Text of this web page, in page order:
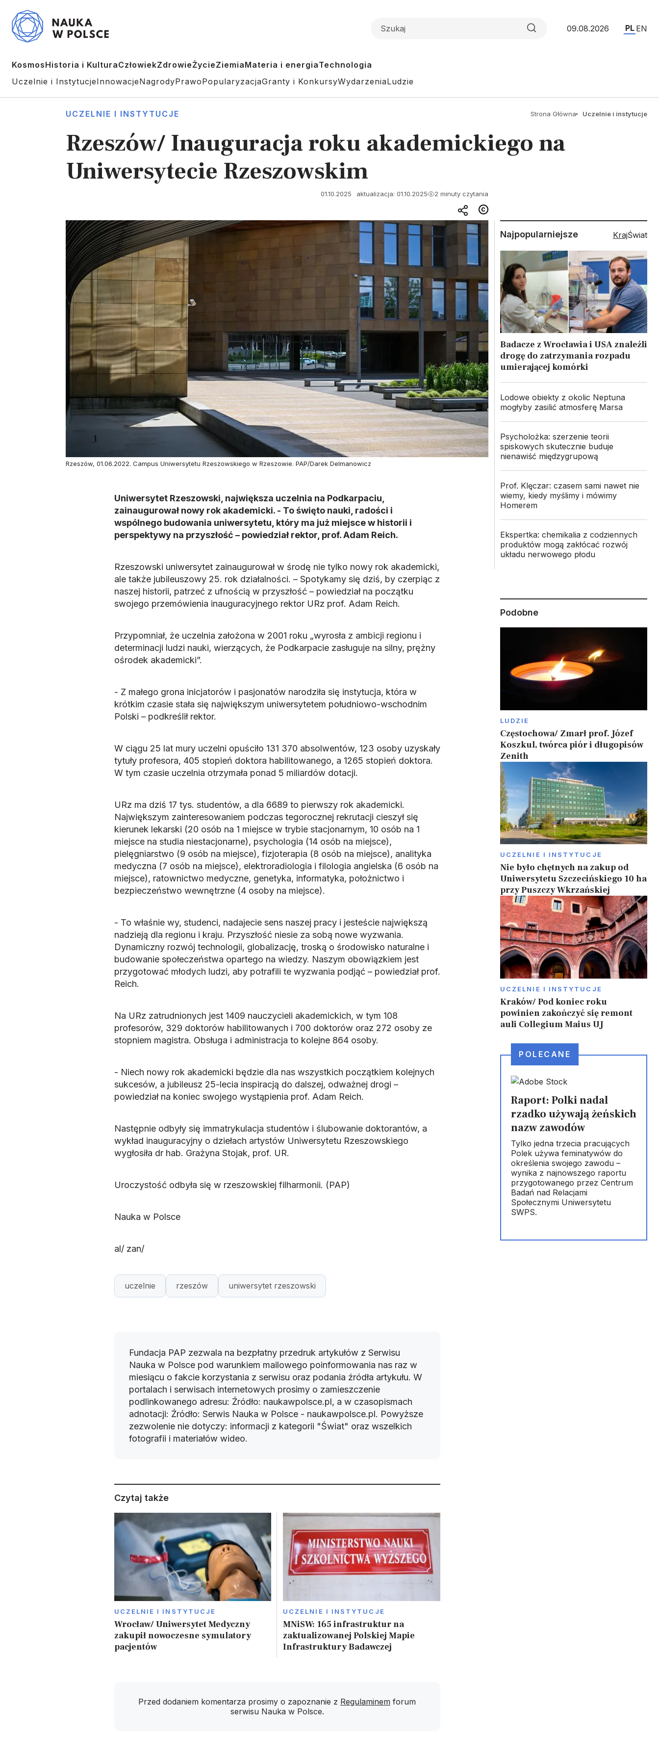
09.08.2026 PL EN
KosmosHistoria i KulturaCzłowiekZdrowieŻycieZiemiaMateria i energiaTechnologia
Uczelnie i InstytucjeInnowacjeNagrodyPrawoPopularyzacjaGranty i KonkursyWydarzeniaLudzie
UCZELNIE I INSTYTUCJE Strona Główna Uczelnie i instytucje
Rzeszów/ Inauguracja roku akademickiego na
Uniwersytecie Rzeszowskim
01.10.2025 aktualizacja: 01.10.2025 2 minuty czytania
Rzeszów, 01.06.2022. Campus Uniwersytetu Rzeszowskiego w Rzeszowie. PAP/Darek Delmanowicz
Uniwersytet Rzeszowski, największa uczelnia na Podkarpaciu,
zainaugurował nowy rok akademicki. - To święto nauki, radości i
wspólnego budowania uniwersytetu, który ma już miejsce w historii i
perspektywy na przyszłość – powiedział rektor, prof. Adam Reich.
Rzeszowski uniwersytet zainaugurował w środę nie tylko nowy rok akademicki,
ale także jubileuszowy 25. rok działalności. – Spotykamy się dziś, by czerpiąc z
naszej historii, patrzeć z ufnością w przyszłość – powiedział na początku
swojego przemówienia inauguracyjnego rektor URz prof. Adam Reich.
Przypomniał, że uczelnia założona w 2001 roku „wyrosła z ambicji regionu i
determinacji ludzi nauki, wierzących, że Podkarpacie zasługuje na silny, prężny
ośrodek akademicki”.
- Z małego grona inicjatorów i pasjonatów narodziła się instytucja, która w
krótkim czasie stała się największym uniwersytetem południowo-wschodnim
Polski – podkreślił rektor.
W ciągu 25 lat mury uczelni opuściło 131 370 absolwentów, 123 osoby uzyskały
tytuły profesora, 405 stopień doktora habilitowanego, a 1265 stopień doktora.
W tym czasie uczelnia otrzymała ponad 5 miliardów dotacji.
URz ma dziś 17 tys. studentów, a dla 6689 to pierwszy rok akademicki.
Największym zainteresowaniem podczas tegorocznej rekrutacji cieszył się
kierunek lekarski (20 osób na 1 miejsce w trybie stacjonarnym, 10 osób na 1
miejsce na studia niestacjonarne), psychologia (14 osób na miejsce),
pielęgniarstwo (9 osób na miejsce), fizjoterapia (8 osób na miejsce), analityka
medyczna (7 osób na miejsce), elektroradiologia i filologia angielska (6 osób na
miejsce), ratownictwo medyczne, genetyka, informatyka, położnictwo i
bezpieczeństwo wewnętrzne (4 osoby na miejsce).
- To właśnie wy, studenci, nadajecie sens naszej pracy i jesteście największą
nadzieją dla regionu i kraju. Przyszłość niesie za sobą nowe wyzwania.
Dynamiczny rozwój technologii, globalizację, troską o środowisko naturalne i
budowanie społeczeństwa opartego na wiedzy. Naszym obowiązkiem jest
przygotować młodych ludzi, aby potrafili te wyzwania podjąć – powiedział prof.
Reich.
Na URz zatrudnionych jest 1409 nauczycieli akademickich, w tym 108
profesorów, 329 doktorów habilitowanych i 700 doktorów oraz 272 osoby ze
stopniem magistra. Obsługa i administracja to kolejne 864 osoby.
- Niech nowy rok akademicki będzie dla nas wszystkich początkiem kolejnych
sukcesów, a jubileusz 25-lecia inspiracją do dalszej, odważnej drogi –
powiedział na koniec swojego wystąpienia prof. Adam Reich.
Następnie odbyły się immatrykulacja studentów i ślubowanie doktorantów, a
wykład inauguracyjny o dziełach artystów Uniwersytetu Rzeszowskiego
wygłosiła dr hab. Grażyna Stojak, prof. UR.
Uroczystość odbyła się w rzeszowskiej filharmonii. (PAP)
Nauka w Polsce
al/ zan/
uczelnie rzeszów uniwersytet rzeszowski
Fundacja PAP zezwala na bezpłatny przedruk artykułów z Serwisu
Nauka w Polsce pod warunkiem mailowego poinformowania nas raz w
miesiącu o fakcie korzystania z serwisu oraz podania źródła artykułu. W
portalach i serwisach internetowych prosimy o zamieszczenie
podlinkowanego adresu: Źródło: naukawpolsce.pl, a w czasopismach
adnotacji: Źródło: Serwis Nauka w Polsce - naukawpolsce.pl. Powyższe
zezwolenie nie dotyczy: informacji z kategorii "Świat" oraz wszelkich
fotografii i materiałów wideo.
Czytaj także
UCZELNIE I INSTYTUCJE
Wrocław/ Uniwersytet Medyczny
zakupił nowoczesne symulatory
pacjentów
UCZELNIE I INSTYTUCJE
MNiSW: 165 infrastruktur na
zaktualizowanej Polskiej Mapie
Infrastruktury Badawczej
Przed dodaniem komentarza prosimy o zapoznanie z Regulaminem forum
serwisu Nauka w Polsce.
Najpopularniejsze KrajŚwiat
Badacze z Wrocławia i USA znaleźli
drogę do zatrzymania rozpadu
umierającej komórki
Lodowe obiekty z okolic Neptuna
mogłyby zasilić atmosferę Marsa
Psycholożka: szerzenie teorii
spiskowych skutecznie buduje
nienawiść międzygrupową
Prof. Klęczar: czasem sami nawet nie
wiemy, kiedy myślimy i mówimy
Homerem
Ekspertka: chemikalia z codziennych
produktów mogą zakłócać rozwój
układu nerwowego płodu
Podobne
LUDZIE
Częstochowa/ Zmarł prof. Józef
Koszkul, twórca piór i długopisów
Zenith
UCZELNIE I INSTYTUCJE
Nie było chętnych na zakup od
Uniwersytetu Szczecińskiego 10 ha
przy Puszczy Wkrzańskiej
UCZELNIE I INSTYTUCJE
Kraków/ Pod koniec roku
powinien zakończyć się remont
auli Collegium Maius UJ
POLECANE
Raport: Polki nadal
rzadko używają żeńskich
nazw zawodów
Tylko jedna trzecia pracujących
Polek używa feminatywów do
określenia swojego zawodu –
wynika z najnowszego raportu
przygotowanego przez Centrum
Badań nad Relacjami
Społecznymi Uniwersytetu
SWPS.